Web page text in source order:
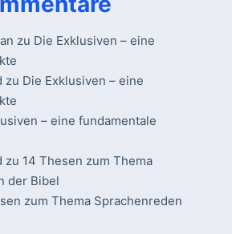
zu Die Exklusiven – eine
zu Die Exklusiven – eine
– eine fundamentale
zu 14 Thesen zum Thema
der Bibel
zum Thema Sprachenreden